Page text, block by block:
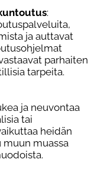
:
ja auttavat
parhaiten
tarpeita.
ja neuvontaa
tai
heidän
muassa